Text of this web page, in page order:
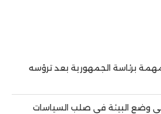
برئاسة الجمهورية بعد ترؤسه
وضع البيئة في صلب السياسات